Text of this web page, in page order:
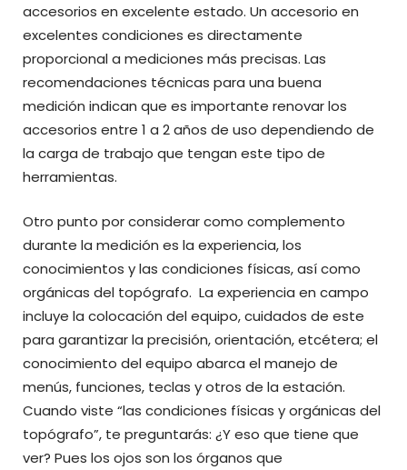
accesorios en excelente estado. Un accesorio en
excelentes condiciones es directamente
proporcional a mediciones más precisas. Las
recomendaciones técnicas para una buena
medición indican que es importante renovar los
accesorios entre 1 a 2 años de uso dependiendo de
la carga de trabajo que tengan este tipo de
herramientas.
Otro punto por considerar como complemento
durante la medición es la experiencia, los
conocimientos y las condiciones físicas, así como
orgánicas del topógrafo. La experiencia en campo
incluye la colocación del equipo, cuidados de este
para garantizar la precisión, orientación, etcétera; el
conocimiento del equipo abarca el manejo de
menús, funciones, teclas y otros de la estación.
Cuando viste “las condiciones físicas y orgánicas del
topógrafo”, te preguntarás: ¿Y eso que tiene que
ver? Pues los ojos son los órganos que